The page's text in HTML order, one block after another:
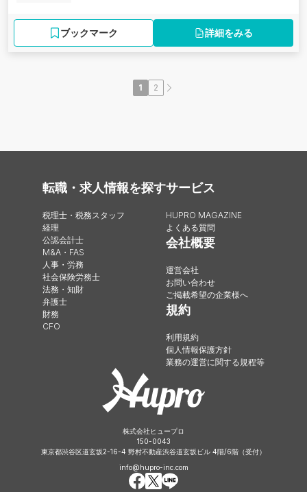
ブックマーク 詳細をみる
1 2
転職・求人情報を探す
税理士・税務スタッフ
経理
公認会計士
M&A・FAS
人事・労務
社会保険労務士
法務・知財
弁護士
財務
CFO
サービス
HUPRO MAGAZINE
よくある質問
会社概要
運営会社
お問い合わせ
ご掲載希望の企業様へ
規約
利用規約
個人情報保護方針
業務の運営に関する規程等
株式会社ヒュープロ
150-0043
東京都渋谷区道玄坂2-16-4 野村不動産渋谷道玄坂ビル 4階/6階（受付）
info@hupro-inc.com